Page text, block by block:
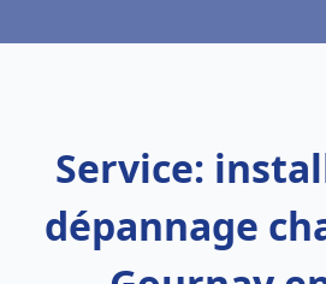
Service:
dépannage